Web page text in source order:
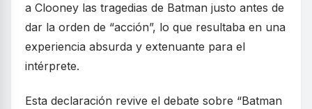
a Clooney las tragedias de Batman justo antes de
dar la orden de “acción”, lo que resultaba en una
experiencia absurda y extenuante para el
intérprete.
Esta declaración revive el debate sobre “Batman